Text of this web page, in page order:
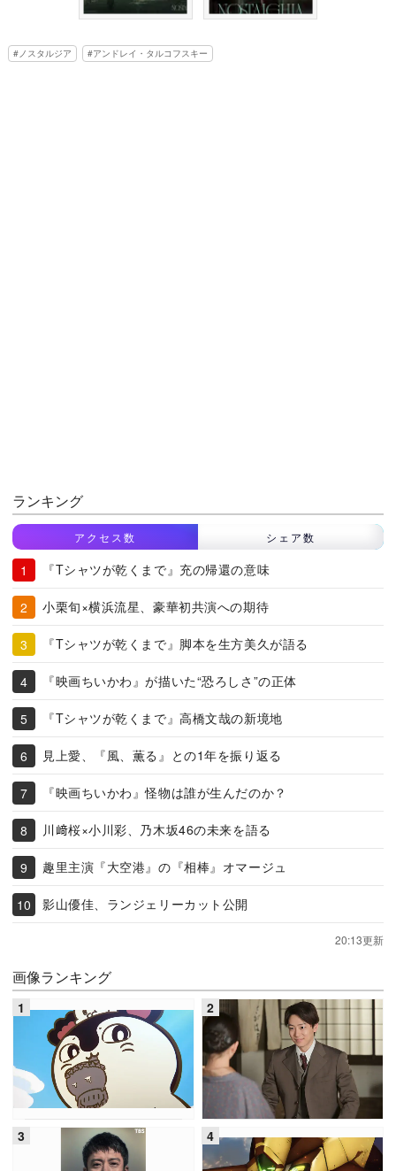
ノスタルジア アンドレイ・タルコフスキー
ランキング
アクセス数 シェア数
『Tシャツが乾くまで』充の帰還の意味
小栗旬×横浜流星、豪華初共演への期待
『Tシャツが乾くまで』脚本を生方美久が語る
『映画ちいかわ』が描いた“恐ろしさ”の正体
『Tシャツが乾くまで』高橋文哉の新境地
見上愛、『風、薫る』との1年を振り返る
『映画ちいかわ』怪物は誰が生んだのか？
川﨑桜×小川彩、乃木坂46の未来を語る
趣里主演『大空港』の『相棒』オマージュ
影山優佳、ランジェリーカット公開
20:13更新
画像ランキング